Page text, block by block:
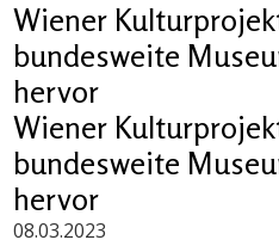
Wiener
bundesweite
hervor
Wiener
bundesweite
hervor
08.03.2023